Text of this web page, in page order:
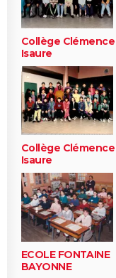
Collège Clémence
Isaure
Collège Clémence
Isaure
ECOLE FONTAINE
BAYONNE